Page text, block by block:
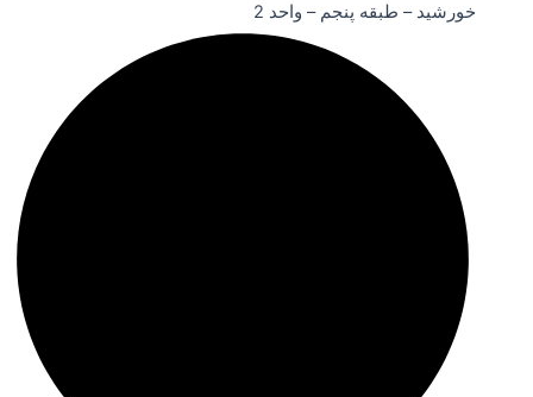
خورشید – طبقه پنجم – واحد 2